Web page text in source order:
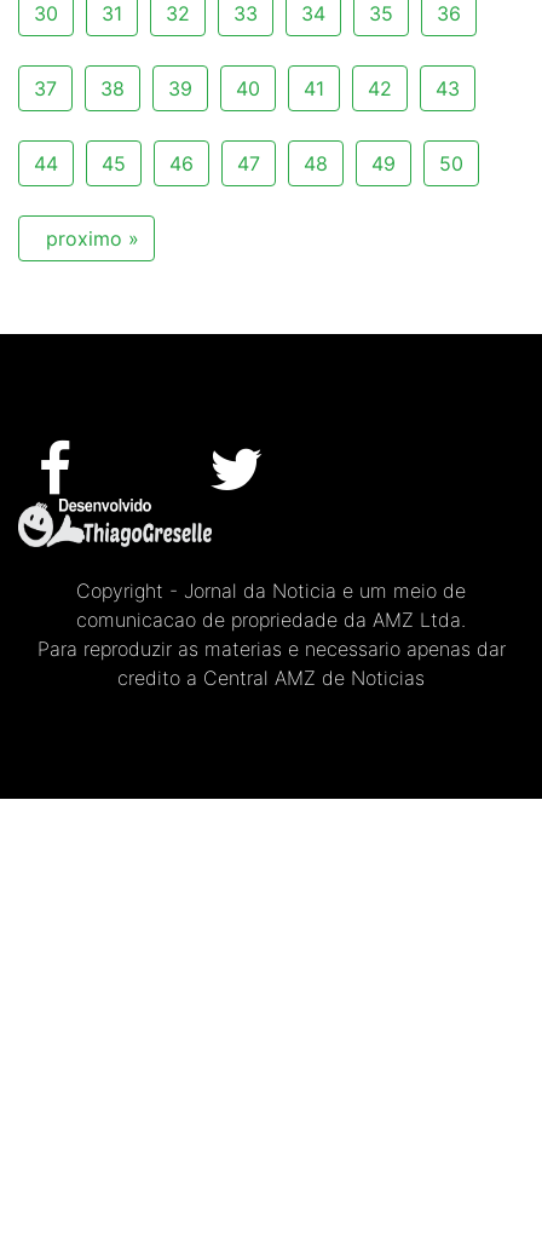
30 31 32 33 34 35 36
37 38 39 40 41 42 43
44 45 46 47 48 49 50
proximo »
Copyright - Jornal da Noticia e um meio de
comunicacao de propriedade da AMZ Ltda.
Para reproduzir as materias e necessario apenas dar
credito a Central AMZ de Noticias